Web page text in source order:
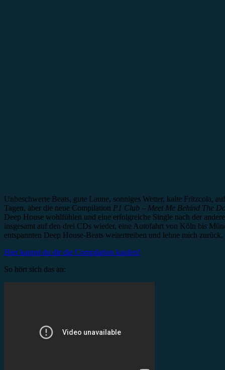
Unbeschwerte Beats, gute Laune, sonniges Wetter, kalte Fritzcola,
Tagen, aber die neue Compilation P1 Club – Meet Me Behind The
Deep House wohlfühlen und eine erfolgreiche Single nach der
insgesamt auf den drei CDs wieder, eine Autofahrt von Köln bis
entspannten Deep House-Beats weitertreiben und lehne mich zurück.
Hier kannst du dir die Compilation kaufen!
So hört sich das an: